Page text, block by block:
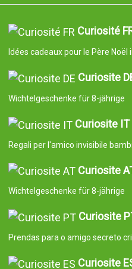
Curiosité
Idées cadeaux pour le Père
Curiosite
Wichtelgeschenke für 8-jährige
Curiosite IT
Regali per l'amico invisibile
Curiosite
Wichtelgeschenke für 8-jährige
Curiosite
Prendas para o amigo secreto
Curiosite